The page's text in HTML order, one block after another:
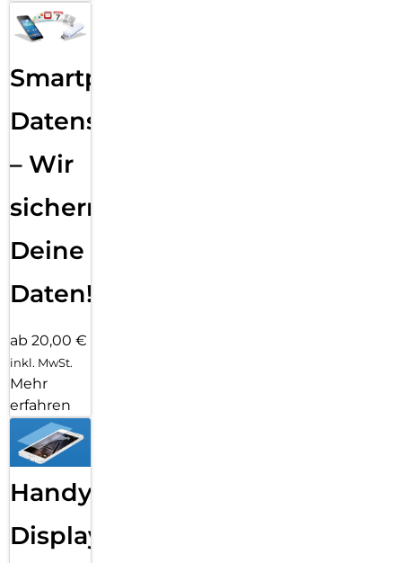
Smartphone
Datensicherung
– Wir
sichern
Deine
Daten!
ab 20,00 €
inkl. MwSt.
Mehr
erfahren
Handy
Displayfolie